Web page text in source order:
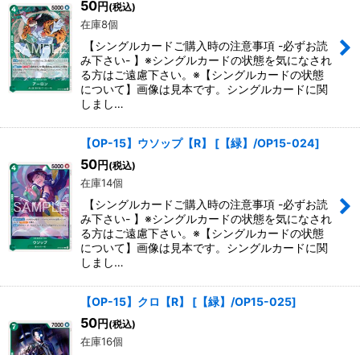
50円 (税込)
在庫8個
【シングルカードご購入時の注意事項 -必ずお読
み下さい- 】※シングルカードの状態を気になされ
る方はご遠慮下さい。※【シングルカードの状態
について】画像は見本です。シングルカードに関
しまし…
【OP-15】ウソップ【R】 [ 【緑】/OP15-024]
50円 (税込)
在庫14個
【シングルカードご購入時の注意事項 -必ずお読
み下さい- 】※シングルカードの状態を気になされ
る方はご遠慮下さい。※【シングルカードの状態
について】画像は見本です。シングルカードに関
しまし…
【OP-15】クロ【R】 [ 【緑】/OP15-025]
50円 (税込)
在庫16個